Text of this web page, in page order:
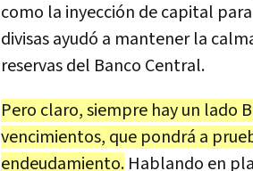
como la inyección de capital
divisas ayudó a mantener la
reservas del Banco Central.
Pero claro, siempre hay un lado
vencimientos, que pondrá a
endeudamiento. Hablando en